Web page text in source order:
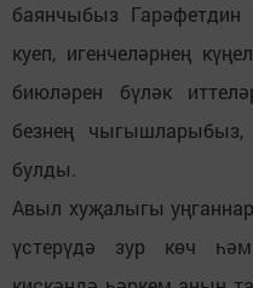
баянчыбыз
куеп, игенчеләрнең
биюләрен бүләк
безнең
булды.
Авыл хуҗалыгы
үстерүдә зур көч